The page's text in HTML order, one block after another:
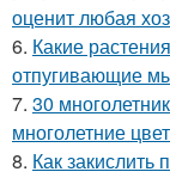
оценит любая
6. Какие
отпугивающие
7. 30
многолетние
8. Как закислить